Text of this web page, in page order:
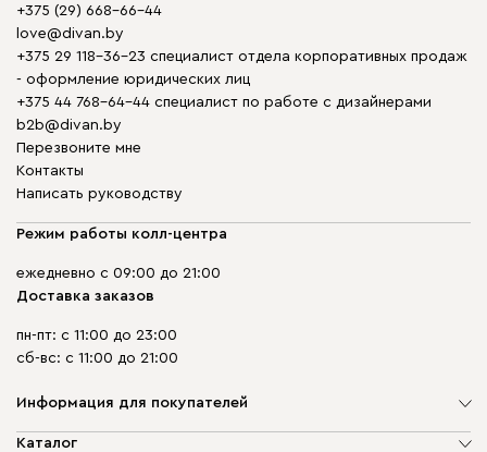
+375 (29) 668-66-44
love@divan.by
+375 29 118-36-23 специалист отдела корпоративных продаж
- оформление юридических лиц
+375 44 768-64-44 специалист по работе с дизайнерами
b2b@divan.by
Перезвоните мне
Контакты
Написать руководству
Режим работы колл-центра
ежедневно с 09:00 до 21:00
Доставка заказов
пн-пт: с 11:00 до 23:00
сб-вс: с 11:00 до 21:00
Информация для покупателей
О компании
Каталог